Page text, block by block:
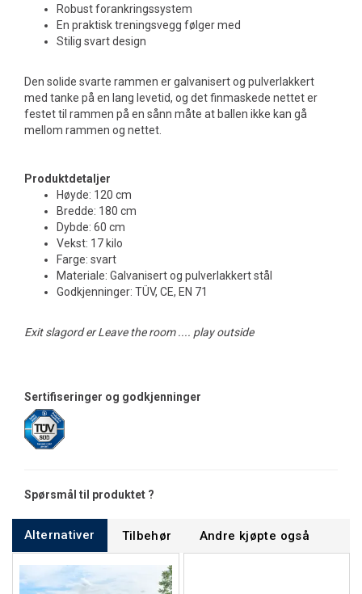
Robust forankringssystem
En praktisk treningsvegg følger med
Stilig svart design
Den solide svarte rammen er galvanisert og pulverlakkert
med tanke på en lang levetid, og det finmaskede nettet er
festet til rammen på en sånn måte at ballen ikke kan gå
mellom rammen og nettet.
Produktdetaljer
Høyde: 120 cm
Bredde: 180 cm
Dybde: 60 cm
Vekst: 17 kilo
Farge: svart
Materiale: Galvanisert og pulverlakkert stål
Godkjenninger: TÜV, CE, EN 71
Exit slagord er Leave the room .... play outside
Sertifiseringer og godkjenninger
Spørsmål til produktet ?
Alternativer Tilbehør Andre kjøpte også